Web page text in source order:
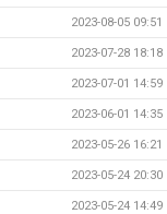
2023-08-05 09:51
2023-07-28 18:18
2023-07-01 14:59
2023-06-01 14:35
2023-05-26 16:21
2023-05-24 20:30
2023-05-24 14:49